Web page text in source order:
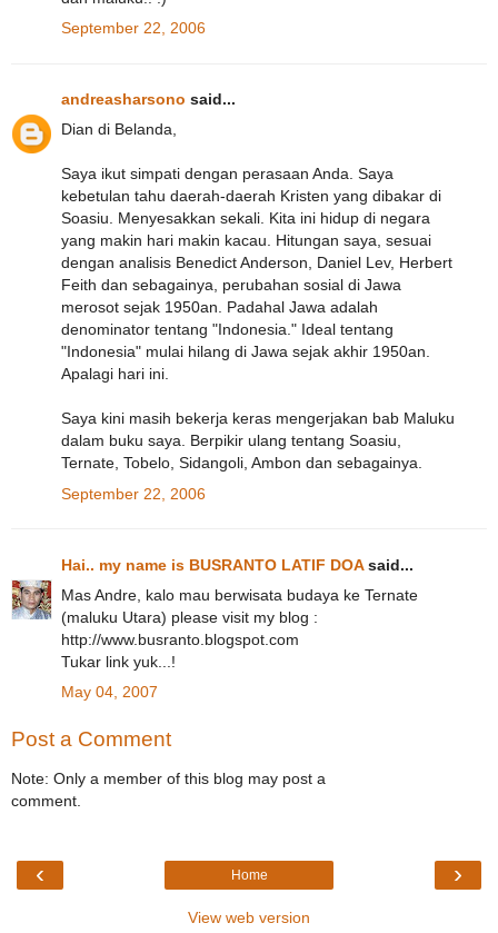
September 22, 2006
andreasharsono said...
Dian di Belanda,
Saya ikut simpati dengan perasaan Anda. Saya
kebetulan tahu daerah-daerah Kristen yang dibakar di
Soasiu. Menyesakkan sekali. Kita ini hidup di negara
yang makin hari makin kacau. Hitungan saya, sesuai
dengan analisis Benedict Anderson, Daniel Lev, Herbert
Feith dan sebagainya, perubahan sosial di Jawa
merosot sejak 1950an. Padahal Jawa adalah
denominator tentang "Indonesia." Ideal tentang
"Indonesia" mulai hilang di Jawa sejak akhir 1950an.
Apalagi hari ini.
Saya kini masih bekerja keras mengerjakan bab Maluku
dalam buku saya. Berpikir ulang tentang Soasiu,
Ternate, Tobelo, Sidangoli, Ambon dan sebagainya.
September 22, 2006
Hai.. my name is BUSRANTO LATIF DOAsaid...
Mas Andre, kalo mau berwisata budaya ke Ternate
(maluku Utara) please visit my blog :
http://www.busranto.blogspot.com
Tukar link yuk...!
May 04, 2007
Post a Comment
Note: Only a member of this blog may post a
comment.
‹ ›
Home
View web version